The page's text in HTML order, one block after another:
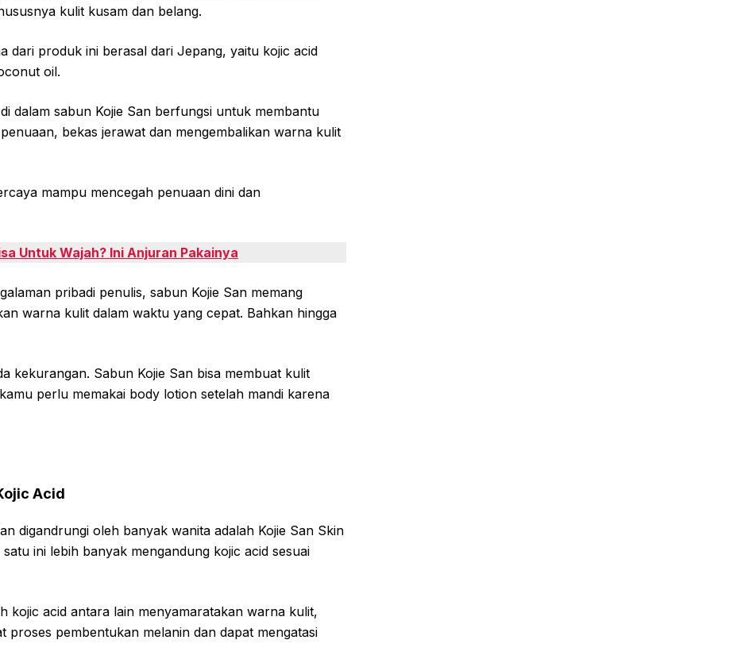
kulit kusam dan belang.
dari produk ini berasal dari Jepang, yaitu kojic acid
oil.
dalam sabun Kojie San berfungsi untuk membantu
bekas jerawat dan mengembalikan warna kulit
mampu mencegah penuaan dini dan
Untuk Wajah? Ini Anjuran Pakainya
pribadi penulis, sabun Kojie San memang
warna kulit dalam waktu yang cepat. Bahkan hingga
kekurangan. Sabun Kojie San bisa membuat kulit
perlu memakai body lotion setelah mandi karena
Acid
digandrungi oleh banyak wanita adalah Kojie San Skin
ini lebih banyak mengandung kojic acid sesuai
kojic acid antara lain menyamaratakan warna kulit,
proses pembentukan melanin dan dapat mengatasi